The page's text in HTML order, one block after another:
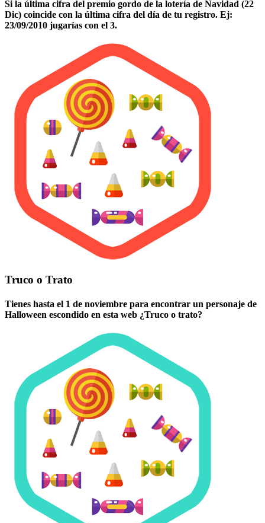
Si la última cifra del premio gordo de la lotería de Navidad (22
Dic) coincide con la última cifra del día de tu registro. Ej:
23/09/2010 jugarías con el 3.
Truco o Trato
Tienes hasta el 1 de noviembre para encontrar un personaje de
Halloween escondido en esta web ¿Truco o trato?